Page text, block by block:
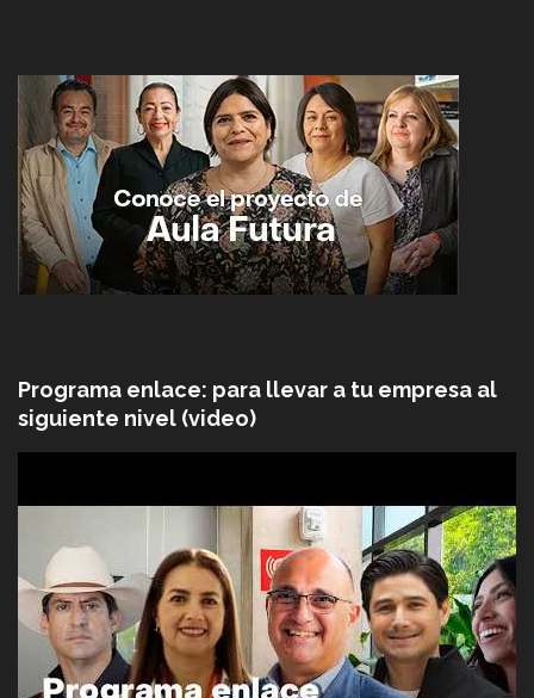
Programa enlace: para llevar a tu empresa al
siguiente nivel (video)